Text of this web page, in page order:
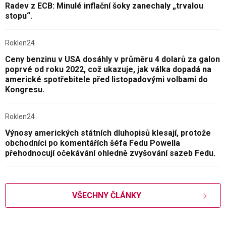
Radev z ECB: Minulé inflační šoky zanechaly „trvalou
stopu“.
Roklen24
Ceny benzinu v USA dosáhly v průměru 4 dolarů za galon
poprvé od roku 2022, což ukazuje, jak válka dopadá na
americké spotřebitele před listopadovými volbami do
Kongresu.
Roklen24
Výnosy amerických státních dluhopisů klesají, protože
obchodníci po komentářích šéfa Fedu Powella
přehodnocují očekávání ohledně zvyšování sazeb Fedu.
VŠECHNY ČLÁNKY